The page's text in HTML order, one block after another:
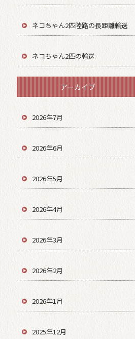
ネコちゃん2匹陸路の長距離輸送
ネコちゃん2匹の輸送
アーカイブ
2026年7月
2026年6月
2026年5月
2026年4月
2026年3月
2026年2月
2026年1月
2025年12月